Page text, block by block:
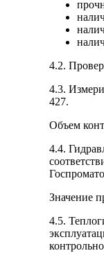
4.2.
4.3.
427.
Объем
4.4.
Значение
4.5.